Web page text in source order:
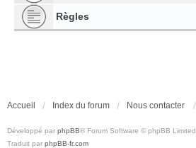
Règles
Accueil Index du forum Nous contacter
Développé par phpBB® Forum Software © phpBB Limited
Traduit par phpBB-fr.com